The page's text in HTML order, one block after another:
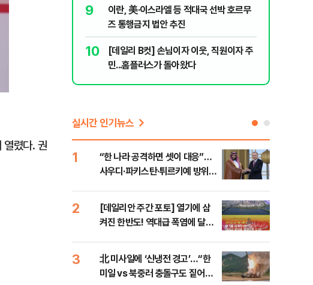
열렸다. 권
심…"李대통령과 1년
"
발표
9
이란, 美·이스라엘 등 적대국 선박 호르무
즈 통행금지 법안 추진
10
[데일리 B컷] 손님이자 이웃, 직원이자 주
민...홈플러스가 돌아왔다
실시간 인기뉴스
1
“한 나라 공격하면 셋이 대응”…
사우디·파키스탄·튀르키예 방위동
2
[데일리안 주간 포토] 열기에 삼
켜진 한반도! 역대급 폭염에 달아
3
北 미사일에 ‘신냉전 경고’…“한
미일 vs 북중러 충돌구도 짙어진